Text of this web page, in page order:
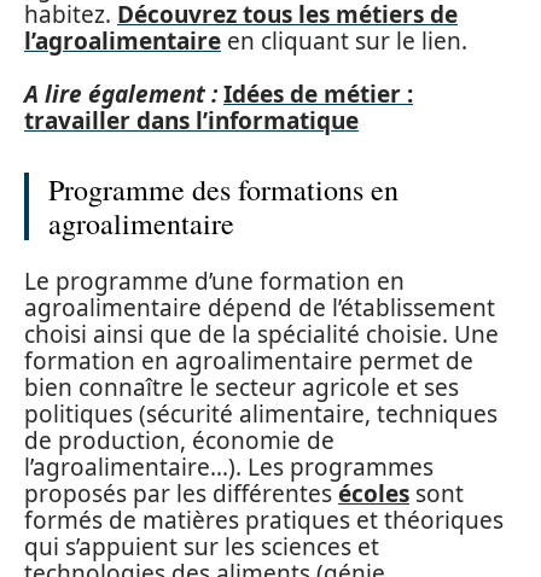
habitez. Découvrez tous les métiers de
l’agroalimentaire en cliquant sur le lien.
A lire également :Idées de métier :
travailler dans l’informatique
Programme des formations en
agroalimentaire
Le programme d’une formation en
agroalimentaire dépend de l’établissement
choisi ainsi que de la spécialité choisie. Une
formation en agroalimentaire permet de
bien connaître le secteur agricole et ses
politiques (sécurité alimentaire, techniques
de production, économie de
l’agroalimentaire…). Les programmes
proposés par les différentesécoles sont
formés de matières pratiques et théoriques
qui s’appuient sur les sciences et